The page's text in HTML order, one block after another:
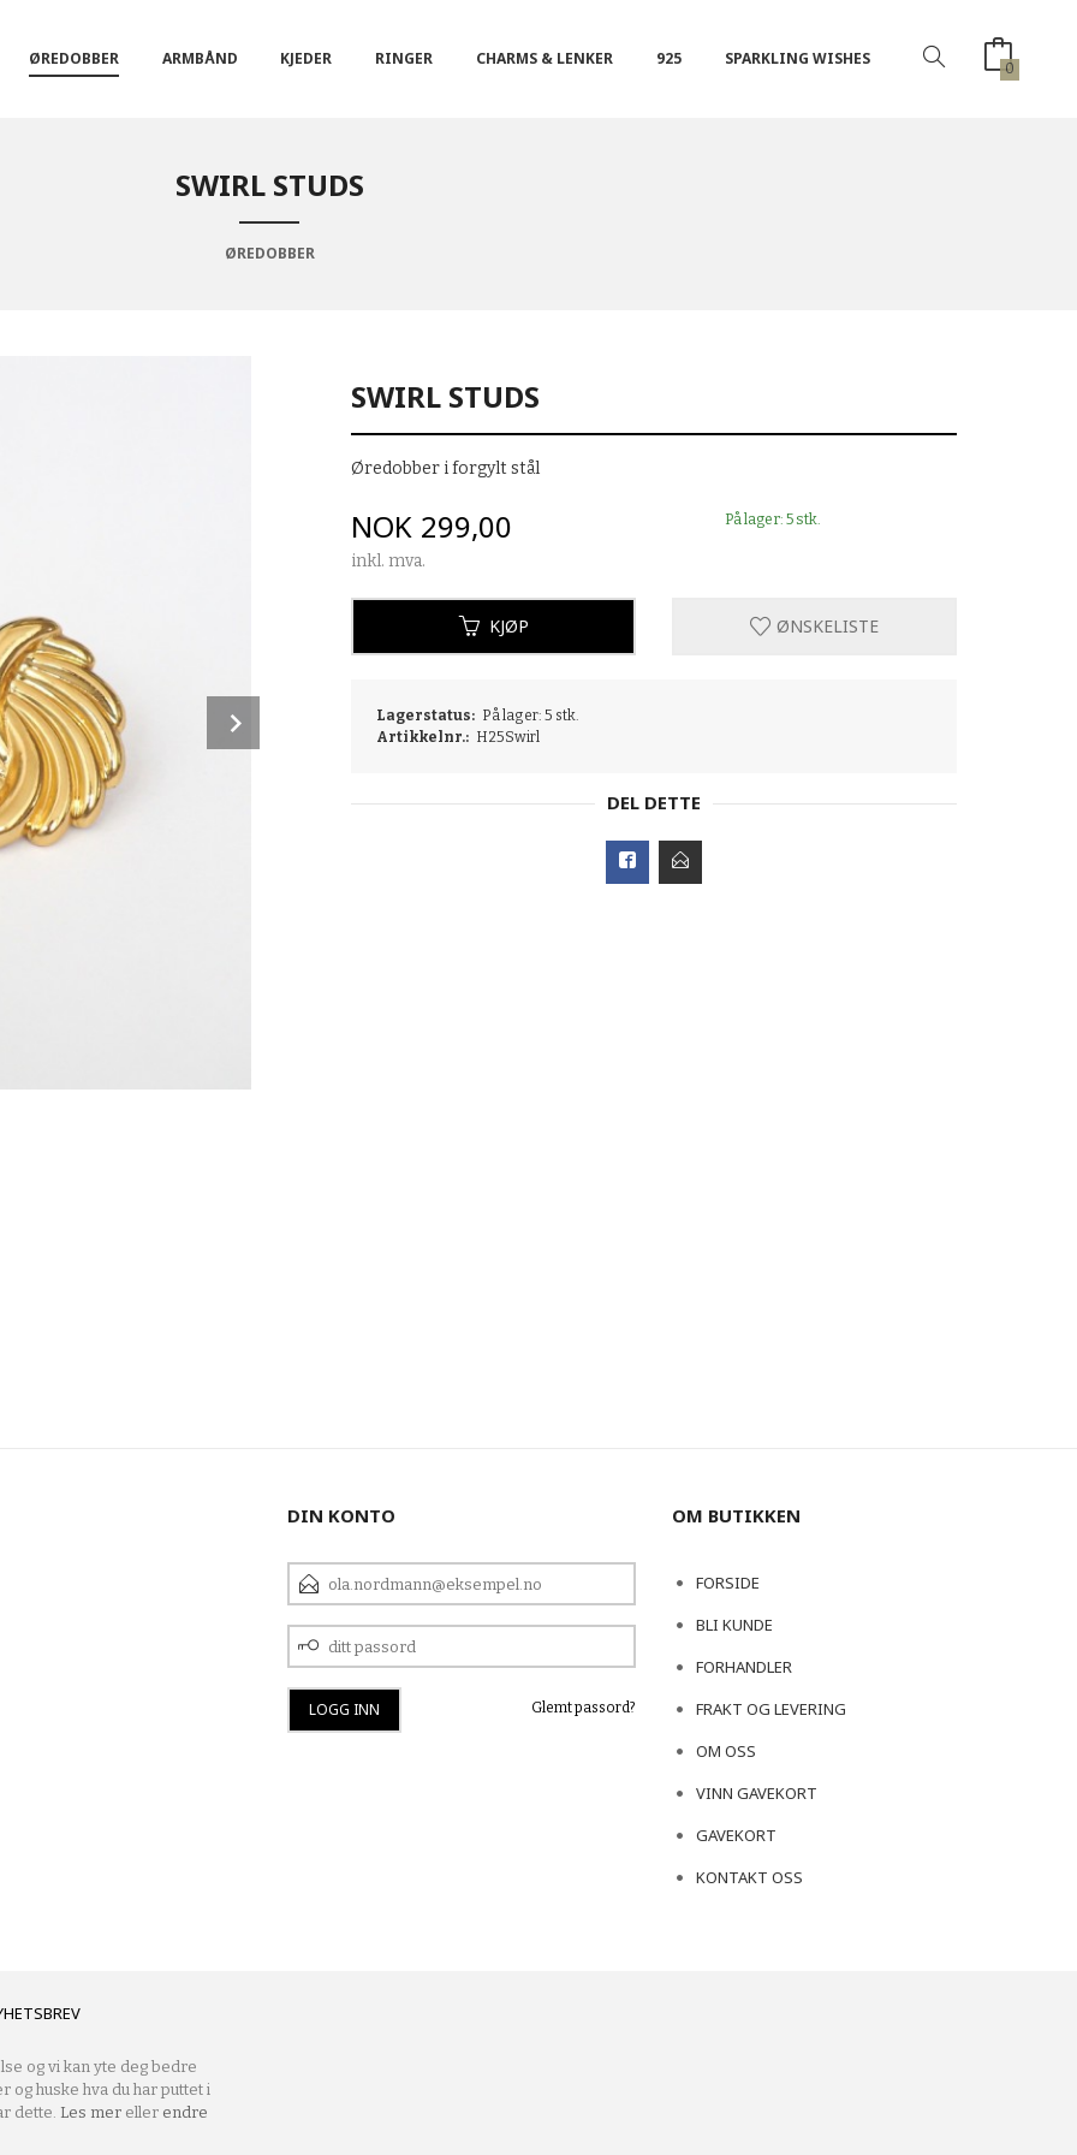
ØREDOBBER ARMBÅND KJEDER RINGER CHARMS & LENKER 925 SPARKLING WISHES 0
SWIRL STUDS
ØREDOBBER
SWIRL STUDS
Øredobber i forgylt stål
Pris
NOK 299,00
inkl. mva.
På lager: 5 stk.
KJØP ØNSKELISTE
Lagerstatus: På lager: 5 stk.
Artikkelnr.: H25Swirl
DEL DETTE
DIN KONTO
E-
POSTADRESSE
DITT
PASSORD
Glemt passord?
OM BUTIKKEN
FORSIDE
BLI KUNDE
FORHANDLER
FRAKT OG LEVERING
OM OSS
VINN GAVEKORT
GAVEKORT
KONTAKT OSS
og vi kan yte deg bedre
og huske hva du har puttet i
dette. Les mer eller endre